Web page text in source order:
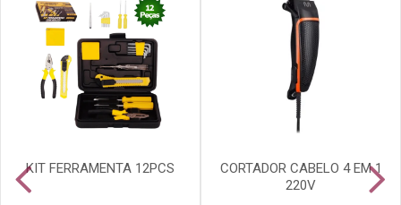
KIT FERRAMENTA 12PCS
CORTADOR CABELO 4 EM 1
220V